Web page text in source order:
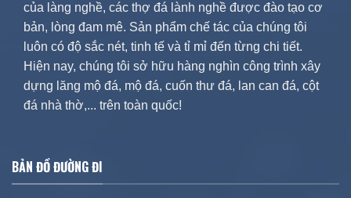
của làng nghề, các thợ đá lành nghề được đào tạo cơ
bản, lòng đam mê. Sản phẩm chế tác của chúng tôi
luôn có độ sắc nét, tinh tế và tỉ mỉ đến từng chi tiết.
Hiện nay, chúng tôi sở hữu hàng nghìn công trình xây
dựng lăng mộ đá, mộ đá, cuốn thư đá, lan can đá, cột
đá nhà thờ,... trên toàn quốc!
BẢN ĐỒ ĐƯỜNG ĐI